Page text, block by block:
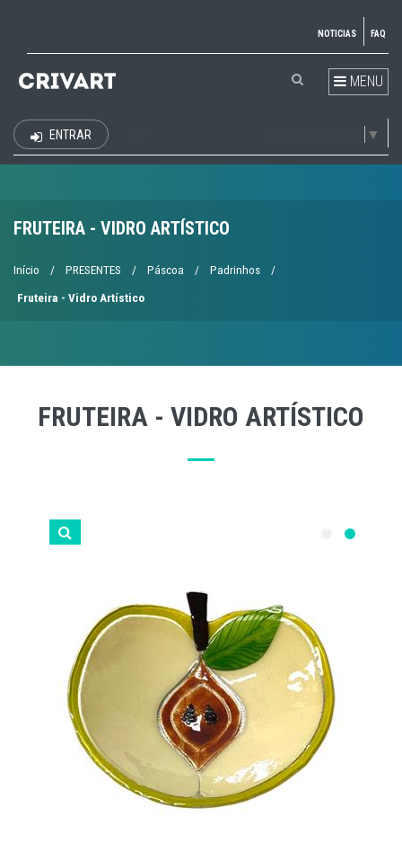
NOTICIAS FAQ
MENU
▼
ENTRAR
FRUTEIRA - VIDRO ARTÍSTICO
Início / PRESENTES / Páscoa / Padrinhos /
Fruteira - Vidro Artístico
FRUTEIRA - VIDRO ARTÍSTICO